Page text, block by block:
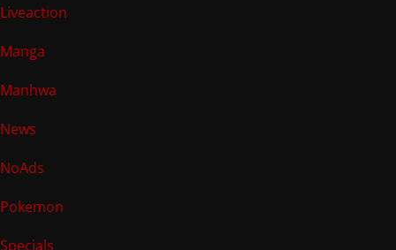
Liveaction
Manga
Manhwa
News
NoAds
Pokemon
Specials